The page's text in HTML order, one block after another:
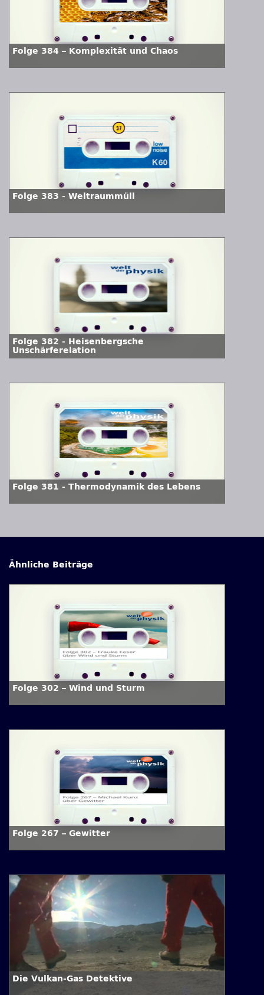
Folge 384 – Komplexität und Chaos
Folge 383 - Weltraummüll
Folge 382 - Heisenbergsche
Unschärferelation
Folge 381 - Thermodynamik des Lebens
Ähnliche Beiträge
Folge 302 – Wind und Sturm
Folge 267 – Gewitter
Die Vulkan-Gas Detektive